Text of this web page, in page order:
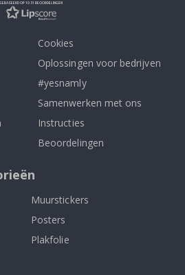
GEBASEERD OP 1031 BEOORDELINGEN
Cookies
Oplossingen voor bedrijven
#yesnamly
Samenwerken met ons
Instructies
Beoordelingen
Muurstickers
Posters
Plakfolie